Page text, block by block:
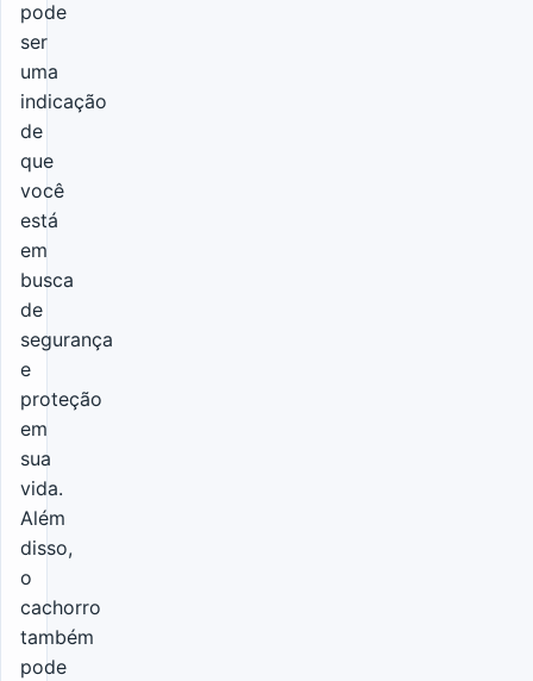
pode
ser
uma
indicação
de
que
você
está
em
busca
de
segurança
e
proteção
em
sua
vida.
Além
disso,
o
cachorro
também
pode